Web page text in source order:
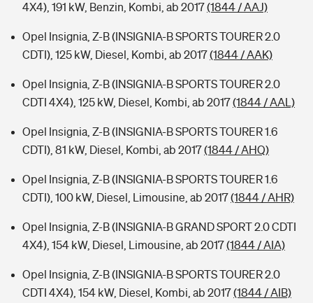
4X4), 191 kW, Benzin, Kombi, ab 2017(1844 / AAJ)
Opel Insignia, Z-B (INSIGNIA-B SPORTS TOURER 2.0
CDTI), 125 kW, Diesel, Kombi, ab 2017(1844 / AAK)
Opel Insignia, Z-B (INSIGNIA-B SPORTS TOURER 2.0
CDTI 4X4), 125 kW, Diesel, Kombi, ab 2017(1844 / AAL)
Opel Insignia, Z-B (INSIGNIA-B SPORTS TOURER 1.6
CDTI), 81 kW, Diesel, Kombi, ab 2017(1844 / AHQ)
Opel Insignia, Z-B (INSIGNIA-B SPORTS TOURER 1.6
CDTI), 100 kW, Diesel, Limousine, ab 2017(1844 / AHR)
Opel Insignia, Z-B (INSIGNIA-B GRAND SPORT 2.0 CDTI
4X4), 154 kW, Diesel, Limousine, ab 2017(1844 / AIA)
Opel Insignia, Z-B (INSIGNIA-B SPORTS TOURER 2.0
CDTI 4X4), 154 kW, Diesel, Kombi, ab 2017(1844 / AIB)